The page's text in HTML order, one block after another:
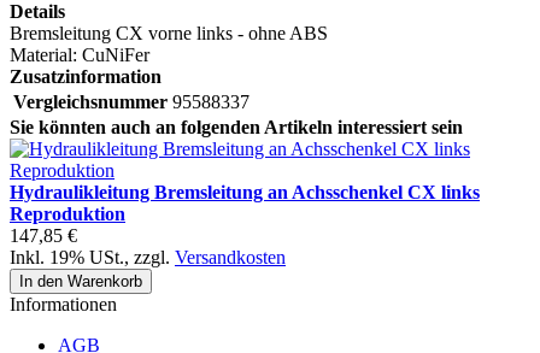
Details
Bremsleitung CX vorne links - ohne ABS
Material: CuNiFer
Zusatzinformation
Vergleichsnummer 95588337
Sie könnten auch an folgenden Artikeln interessiert sein
Hydraulikleitung Bremsleitung an Achsschenkel CX links
Reproduktion
147,85 €
Inkl. 19% USt., zzgl. Versandkosten
In den Warenkorb
Informationen
AGB